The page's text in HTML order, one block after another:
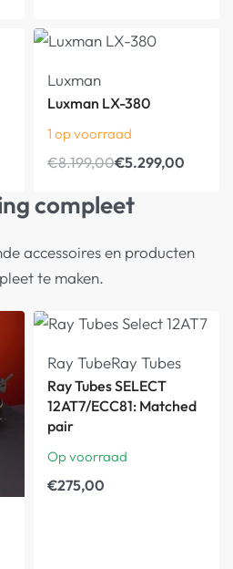
Luxman
Luxman LX-380
1 op voorraad
€8.199,00€5.299,00
compleet
accessoires en producten
te maken.
Ray TubeRay Tubes
Ray Tubes SELECT
12AT7/ECC81: Matched
pair
Op voorraad
€275,00